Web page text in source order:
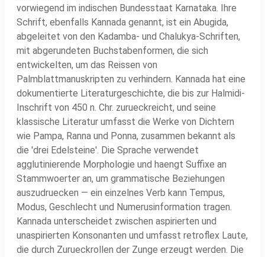
vorwiegend im indischen Bundesstaat Karnataka. Ihre
Schrift, ebenfalls Kannada genannt, ist ein Abugida,
abgeleitet von den Kadamba- und Chalukya-Schriften,
mit abgerundeten Buchstabenformen, die sich
entwickelten, um das Reissen von
Palmblattmanuskripten zu verhindern. Kannada hat eine
dokumentierte Literaturgeschichte, die bis zur Halmidi-
Inschrift von 450 n. Chr. zurueckreicht, und seine
klassische Literatur umfasst die Werke von Dichtern
wie Pampa, Ranna und Ponna, zusammen bekannt als
die 'drei Edelsteine'. Die Sprache verwendet
agglutinierende Morphologie und haengt Suffixe an
Stammwoerter an, um grammatische Beziehungen
auszudruecken — ein einzelnes Verb kann Tempus,
Modus, Geschlecht und Numerusinformation tragen.
Kannada unterscheidet zwischen aspirierten und
unaspirierten Konsonanten und umfasst retroflex Laute,
die durch Zurueckrollen der Zunge erzeugt werden. Die